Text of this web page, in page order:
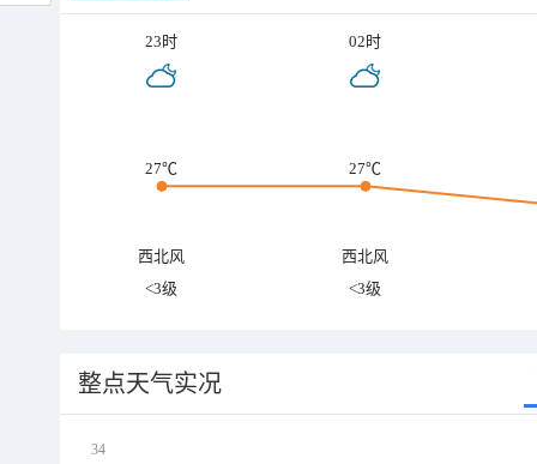
23时 02时
27℃ 27℃
西北风
西北风
<3级
<3级
整点天气实况
34